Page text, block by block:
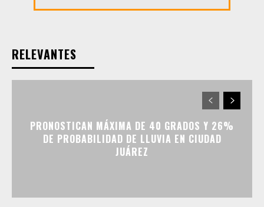
RELEVANTES
PRONOSTICAN MÁXIMA DE 40 GRADOS Y 26%
DE PROBABILIDAD DE LLUVIA EN CIUDAD
JUÁREZ